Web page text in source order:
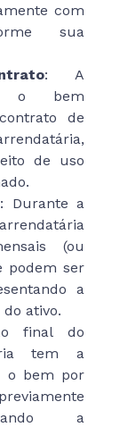
com
sua
: A
o bem
de
de uso
: Durante a
(ou
podem ser
a
ativo.
final do
tem a
o bem por
a